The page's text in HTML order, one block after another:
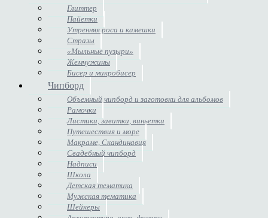
Глиттер
Пайетки
Утренняя роса и камешки
Стразы
«Мыльные пузыри»
Жемчужины
Бисер и микробисер
Чипборд
Объемный чипборд и заготовки для альбомов
Рамочки
Листики, завитки, виньетки
Путешествия и море
Макраме, Скандинавия
Свадебный чипборд
Надписи
Школа
Детская тематика
Мужская тематика
Шейкеры